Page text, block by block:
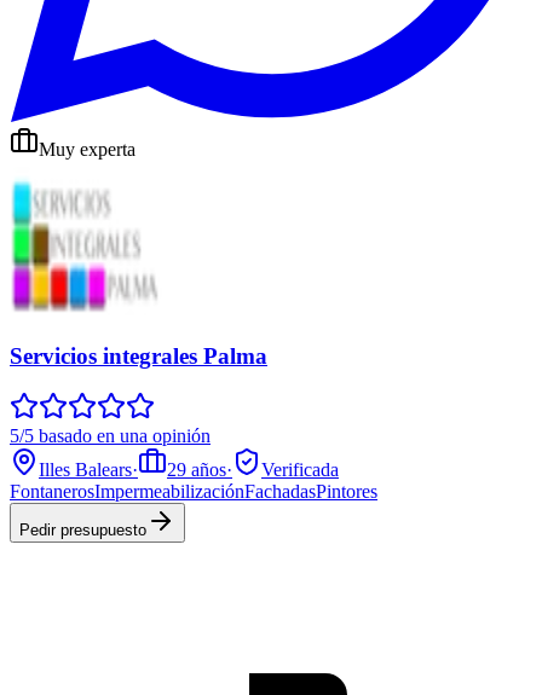
Muy experta
Servicios integrales Palma
5/5 basado en una opinión
Illes Balears· 29 años·
Verificada
FontanerosImpermeabilizaciónFachadasPintores
Pedir presupuesto